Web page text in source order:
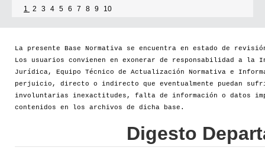
1 2 3 4 5 6 7 8 9 10
La presente Base Normativa se encuentra en estado de
Los usuarios convienen en exonerar de responsabilidad a la
Jurídica, Equipo Técnico de Actualización Normativa e
perjuicio, directo o indirecto que eventualmente puedan
involuntarias inexactitudes, falta de información o datos
contenidos en los archivos de dicha base.
Digesto